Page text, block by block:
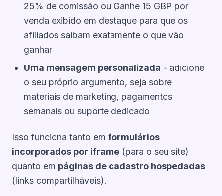
25% de comissão ou Ganhe 15 GBP por
venda exibido em destaque para que os
afiliados saibam exatamente o que vão
ganhar
Uma mensagem personalizada - adicione
o seu próprio argumento, seja sobre
materiais de marketing, pagamentos
semanais ou suporte dedicado
Isso funciona tanto em formulários
incorporados por iframe (para o seu site)
quanto em páginas de cadastro hospedadas
(links compartilháveis).